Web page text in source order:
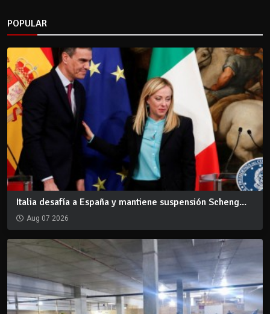
POPULAR
Italia desafía a España y mantiene suspensión Scheng...
Aug 07 2026